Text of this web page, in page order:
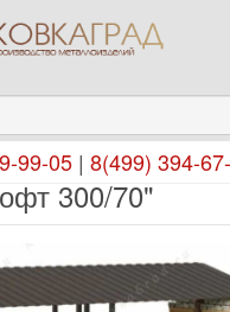
99-05| 8(499) 394-
300/70"